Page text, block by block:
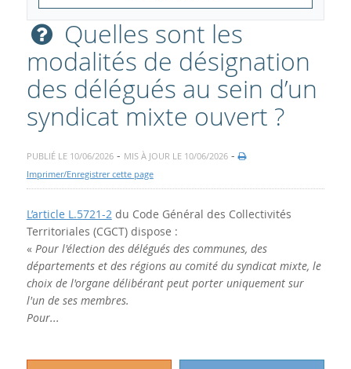
Quelles sont les
modalités de désignation
des délégués au sein d’un
syndicat mixte ouvert ?
PUBLIÉ LE 10/06/2026- MIS À JOUR LE 10/06/2026-
Imprimer/Enregistrer cette page
L’article L.5721-2du Code Général des Collectivités
Territoriales (CGCT) dispose :
« Pour l'élection des délégués des communes, des
départements et des régions au comité du syndicat mixte, le
choix de l'organe délibérant peut porter uniquement sur
l'un de ses membres.
Pour...